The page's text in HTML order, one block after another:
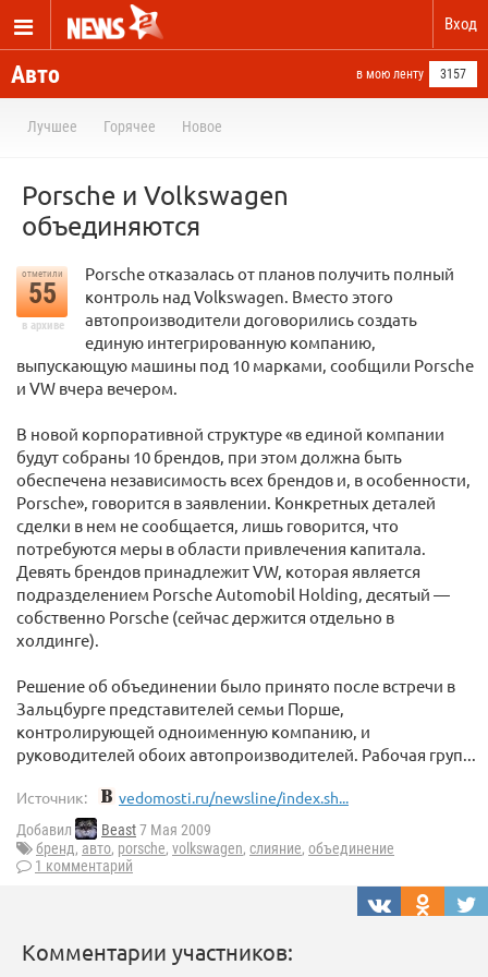
Вход
Авто в мою ленту 3157
Лучшее Горячее Новое
Porsche и Volkswagen
объединяются
отметили
55
в архиве
Porsche отказалась от планов получить полный
контроль над Volkswagen. Вместо этого
автопроизводители договорились создать
единую интегрированную компанию,
выпускающую машины под 10 марками, сообщили Porsche
и VW вчера вечером.
В новой корпоративной структуре «в единой компании
будут собраны 10 брендов, при этом должна быть
обеспечена независимость всех брендов и, в особенности,
Porsche», говорится в заявлении. Конкретных деталей
сделки в нем не сообщается, лишь говорится, что
потребуются меры в области привлечения капитала.
Девять брендов принадлежит VW, которая является
подразделением Porsche Automobil Holding, десятый —
собственно Porsche (сейчас держится отдельно в
холдинге).
Решение об объединении было принято после встречи в
Зальцбурге представителей семьи Порше,
контролирующей одноименную компанию, и
руководителей обоих автопроизводителей. Рабочая груп...
Источник: vedomosti.ru/newsline/index.sh...
Добавил Beast7 Мая 2009
бренд, авто, porsche, volkswagen, слияние, объединение
1 комментарий
Комментарии участников: